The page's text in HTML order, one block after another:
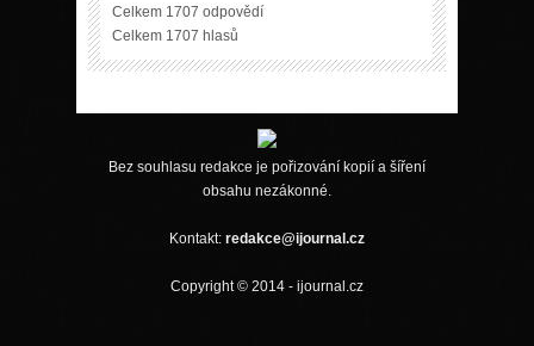
Celkem 1707 odpovědí
Celkem 1707 hlasů
Bez souhlasu redakce je pořizování kopií a šíření
obsahu nezákonné.
Kontakt: redakce@ijournal.cz
Copyright © 2014 - ijournal.cz